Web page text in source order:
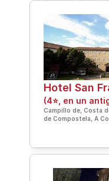
Hotel San
(4⭐, en un
Campillo de, Costa
de Compostela, A